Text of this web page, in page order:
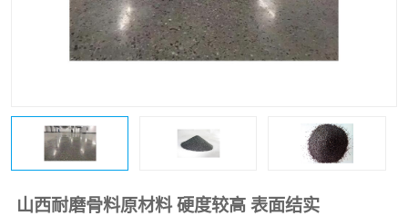
山西耐磨骨料原材料 硬度较高 表面结实
碳纤维布 金刚砂
桥梁伸缩缝快速修补料 防静电不发火砂浆
膨胀剂 混凝土防碳化涂料
融雪剂